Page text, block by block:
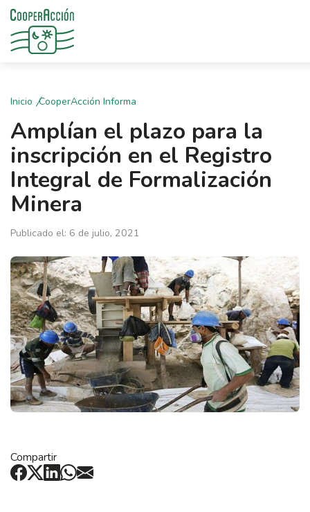
Inicio CooperAcción Informa
Amplían el plazo para la
inscripción en el Registro
Integral de Formalización
Minera
Publicado el: 6 de julio, 2021
Compartir